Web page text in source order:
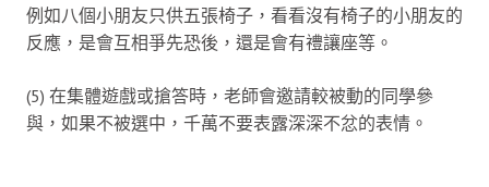
例如八個小朋友只供五張椅子，看看沒有椅子的小朋友的
反應，是會互相爭先恐後，還是會有禮讓座等。
(5) 在集體遊戲或搶答時，老師會邀請較被動的同學參
與，如果不被選中，千萬不要表露深深不忿的表情。